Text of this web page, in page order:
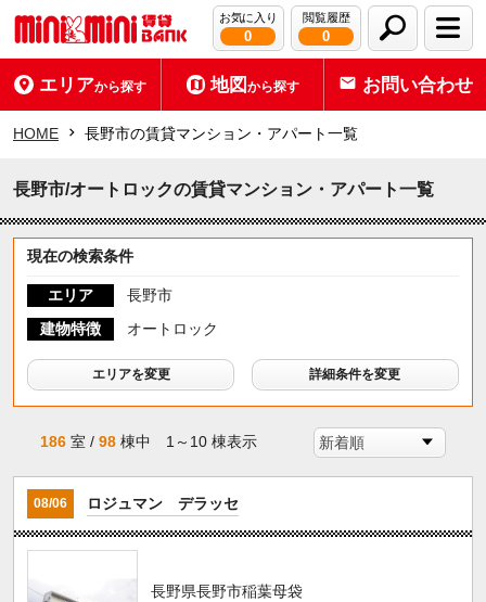
お気に入り
0
閲覧履歴
0
エリアから探す 地図から探す お問い合わせ
HOME 長野市の賃貸マンション・アパート一覧
長野市/オートロックの賃貸マンション・アパート一覧
現在の検索条件
エリア
長野市
建物特徴
オートロック
エリアを変更 詳細条件を変更
186 室 /98 棟中 1～10 棟表示
08/06 ロジュマン デラッセ
長野県長野市稲葉母袋